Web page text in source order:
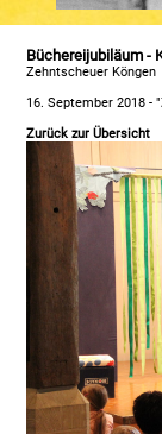
Büchereijubiläum -
Zehntscheuer Köngen
16. September 2018 -
Zurück zur Übersicht